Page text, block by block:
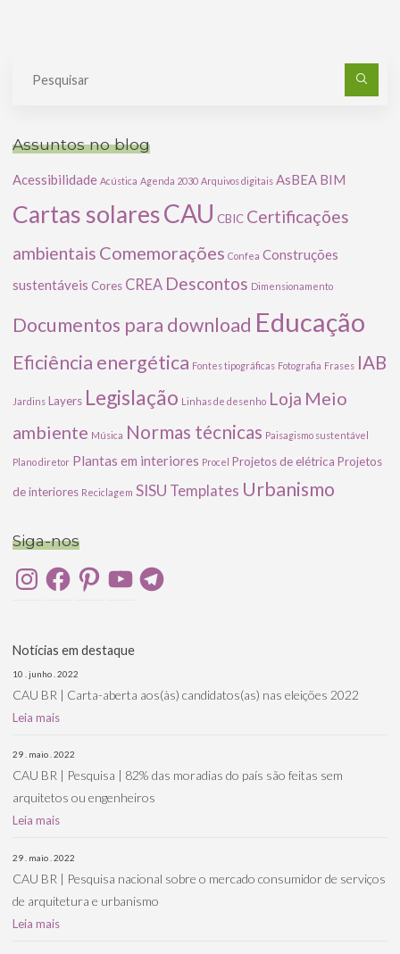
Assuntos no blog
Acessibilidade Acústica Agenda 2030 Arquivos digitais AsBEA BIM
Cartas solaresCAU CBIC Certificações
ambientais Comemorações Confea Construções
sustentáveis Cores CREA Descontos Dimensionamento
Documentos para download Educação
Eficiência energética Fontes tipográficas Fotografia Frases IAB
Jardins Layers Legislação Linhas de desenho Loja Meio
ambiente Música Normas técnicas Paisagismo sustentável
Plano diretor Plantas em interiores Procel Projetos de elétrica Projetos
de interiores Reciclagem SISU Templates Urbanismo
Siga-nos
InstagramFacebookPinterestYouTubeTelegram
Notícias em destaque
10 . junho . 2022
CAU BR | Carta-aberta aos(às) candidatos(as) nas eleições 2022
Leia mais
29 . maio . 2022
CAU BR | Pesquisa | 82% das moradias do país são feitas sem
arquitetos ou engenheiros
Leia mais
29 . maio . 2022
CAU BR | Pesquisa nacional sobre o mercado consumidor de serviços
de arquitetura e urbanismo
Leia mais